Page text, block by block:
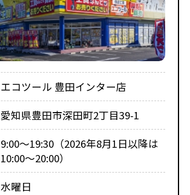
エコツール 豊田インター店
愛知県豊田市深田町2丁目39-1
9:00～19:30（2026年8月1日以降は
10:00～20:00）
水曜日